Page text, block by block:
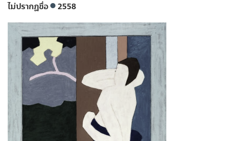
ไม่ปรากฎชื่อ 2558